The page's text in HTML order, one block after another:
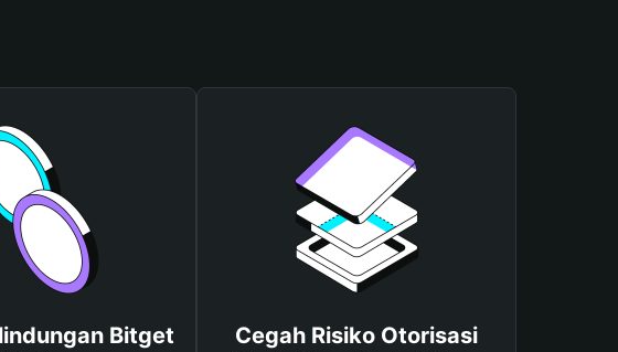
Bitget
Cegah Risiko Otorisasi